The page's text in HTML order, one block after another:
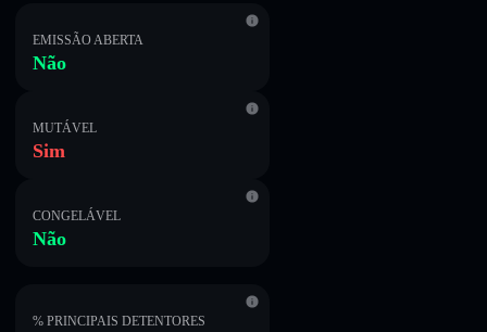
EMISSÃO ABERTA
Não
MUTÁVEL
Sim
CONGELÁVEL
Não
% PRINCIPAIS DETENTORES